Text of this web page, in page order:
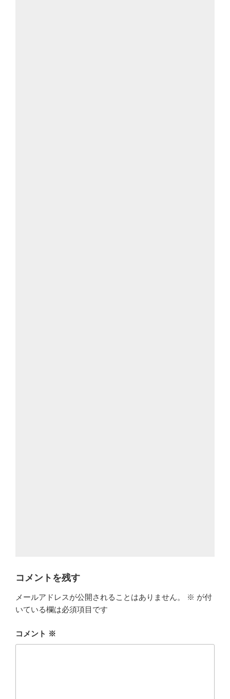
コメントを残す
メールアドレスが公開されることはありません。 ※ が付
いている欄は必須項目です
コメント ※